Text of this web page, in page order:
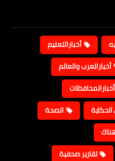
أخبارالتعليم
أخبارالعرب والعالم
أخبارالمحافظات
الصحة
تقارير صحفية